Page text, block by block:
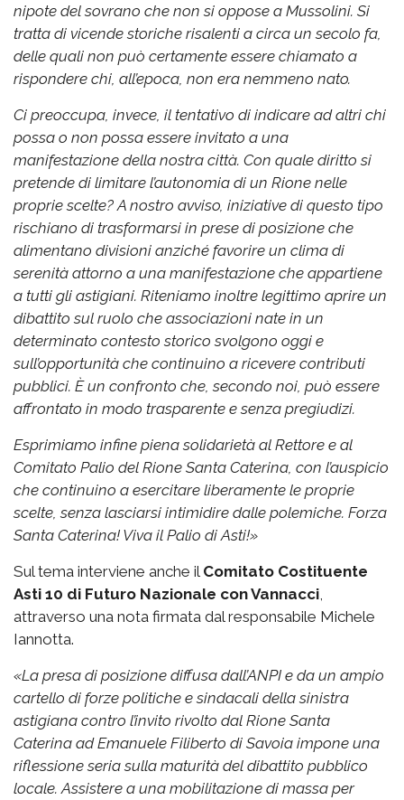
nipote del sovrano che non si oppose a Mussolini. Si
tratta di vicende storiche risalenti a circa un secolo fa,
delle quali non può certamente essere chiamato a
rispondere chi, all’epoca, non era nemmeno nato.
Ci preoccupa, invece, il tentativo di indicare ad altri chi
possa o non possa essere invitato a una
manifestazione della nostra città. Con quale diritto si
pretende di limitare l’autonomia di un Rione nelle
proprie scelte? A nostro avviso, iniziative di questo tipo
rischiano di trasformarsi in prese di posizione che
alimentano divisioni anziché favorire un clima di
serenità attorno a una manifestazione che appartiene
a tutti gli astigiani. Riteniamo inoltre legittimo aprire un
dibattito sul ruolo che associazioni nate in un
determinato contesto storico svolgono oggi e
sull’opportunità che continuino a ricevere contributi
pubblici. È un confronto che, secondo noi, può essere
affrontato in modo trasparente e senza pregiudizi.
Esprimiamo infine piena solidarietà al Rettore e al
Comitato Palio del Rione Santa Caterina, con l’auspicio
che continuino a esercitare liberamente le proprie
scelte, senza lasciarsi intimidire dalle polemiche. Forza
Santa Caterina! Viva il Palio di Asti!»
Sul tema interviene anche il Comitato Costituente
Asti 10 di Futuro Nazionale con Vannacci
attraverso una nota firmata dal responsabile Michele
Iannotta.
«La presa di posizione diffusa dall’ANPI e da un ampio
cartello di forze politiche e sindacali della sinistra
astigiana contro l’invito rivolto dal Rione Santa
Caterina ad Emanuele Filiberto di Savoia impone una
riflessione seria sulla maturità del dibattito pubblico
locale. Assistere a una mobilitazione di massa per